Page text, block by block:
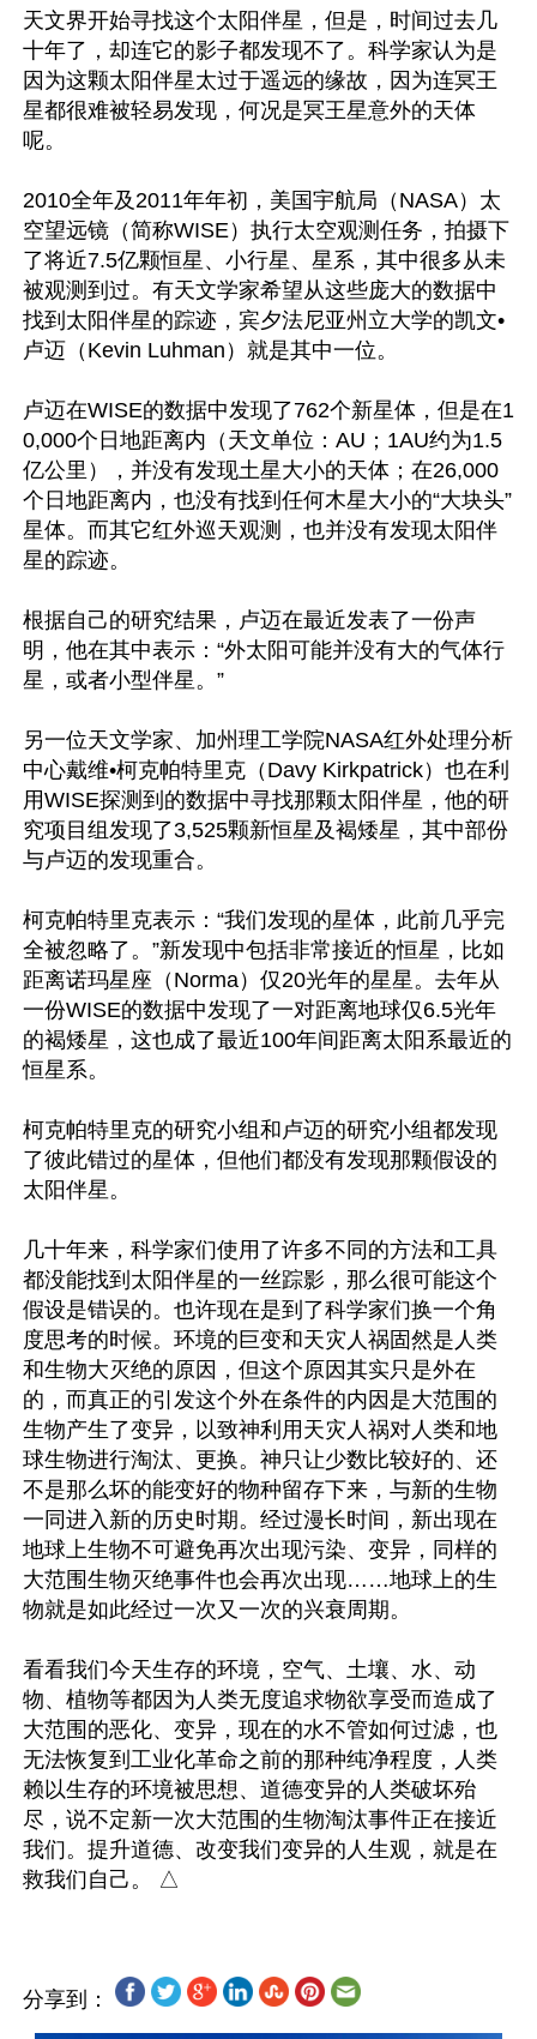
天文界开始寻找这个太阳伴星，但是，时间过去几
十年了，却连它的影子都发现不了。科学家认为是
因为这颗太阳伴星太过于遥远的缘故，因为连冥王
星都很难被轻易发现，何况是冥王星意外的天体
呢。
2010全年及2011年年初，美国宇航局（NASA）太
空望远镜（简称WISE）执行太空观测任务，拍摄下
了将近7.5亿颗恒星、小行星、星系，其中很多从未
被观测到过。有天文学家希望从这些庞大的数据中
找到太阳伴星的踪迹，宾夕法尼亚州立大学的凯文•
卢迈（Kevin Luhman）就是其中一位。
卢迈在WISE的数据中发现了762个新星体，但是在1
0,000个日地距离内（天文单位：AU；1AU约为1.5
亿公里），并没有发现土星大小的天体；在26,000
个日地距离内，也没有找到任何木星大小的“大块头”
星体。而其它红外巡天观测，也并没有发现太阳伴
星的踪迹。
根据自己的研究结果，卢迈在最近发表了一份声
明，他在其中表示：“外太阳可能并没有大的气体行
星，或者小型伴星。”
另一位天文学家、加州理工学院NASA红外处理分析
中心戴维•柯克帕特里克（Davy Kirkpatrick）也在利
用WISE探测到的数据中寻找那颗太阳伴星，他的研
究项目组发现了3,525颗新恒星及褐矮星，其中部份
与卢迈的发现重合。
柯克帕特里克表示：“我们发现的星体，此前几乎完
全被忽略了。”新发现中包括非常接近的恒星，比如
距离诺玛星座（Norma）仅20光年的星星。去年从
一份WISE的数据中发现了一对距离地球仅6.5光年
的褐矮星，这也成了最近100年间距离太阳系最近的
恒星系。
柯克帕特里克的研究小组和卢迈的研究小组都发现
了彼此错过的星体，但他们都没有发现那颗假设的
太阳伴星。
几十年来，科学家们使用了许多不同的方法和工具
都没能找到太阳伴星的一丝踪影，那么很可能这个
假设是错误的。也许现在是到了科学家们换一个角
度思考的时候。环境的巨变和天灾人祸固然是人类
和生物大灭绝的原因，但这个原因其实只是外在
的，而真正的引发这个外在条件的内因是大范围的
生物产生了变异，以致神利用天灾人祸对人类和地
球生物进行淘汰、更换。神只让少数比较好的、还
不是那么坏的能变好的物种留存下来，与新的生物
一同进入新的历史时期。经过漫长时间，新出现在
地球上生物不可避免再次出现污染、变异，同样的
大范围生物灭绝事件也会再次出现……地球上的生
物就是如此经过一次又一次的兴衰周期。
看看我们今天生存的环境，空气、土壤、水、动
物、植物等都因为人类无度追求物欲享受而造成了
大范围的恶化、变异，现在的水不管如何过滤，也
无法恢复到工业化革命之前的那种纯净程度，人类
赖以生存的环境被思想、道德变异的人类破坏殆
尽，说不定新一次大范围的生物淘汰事件正在接近
我们。提升道德、改变我们变异的人生观，就是在
分享到：